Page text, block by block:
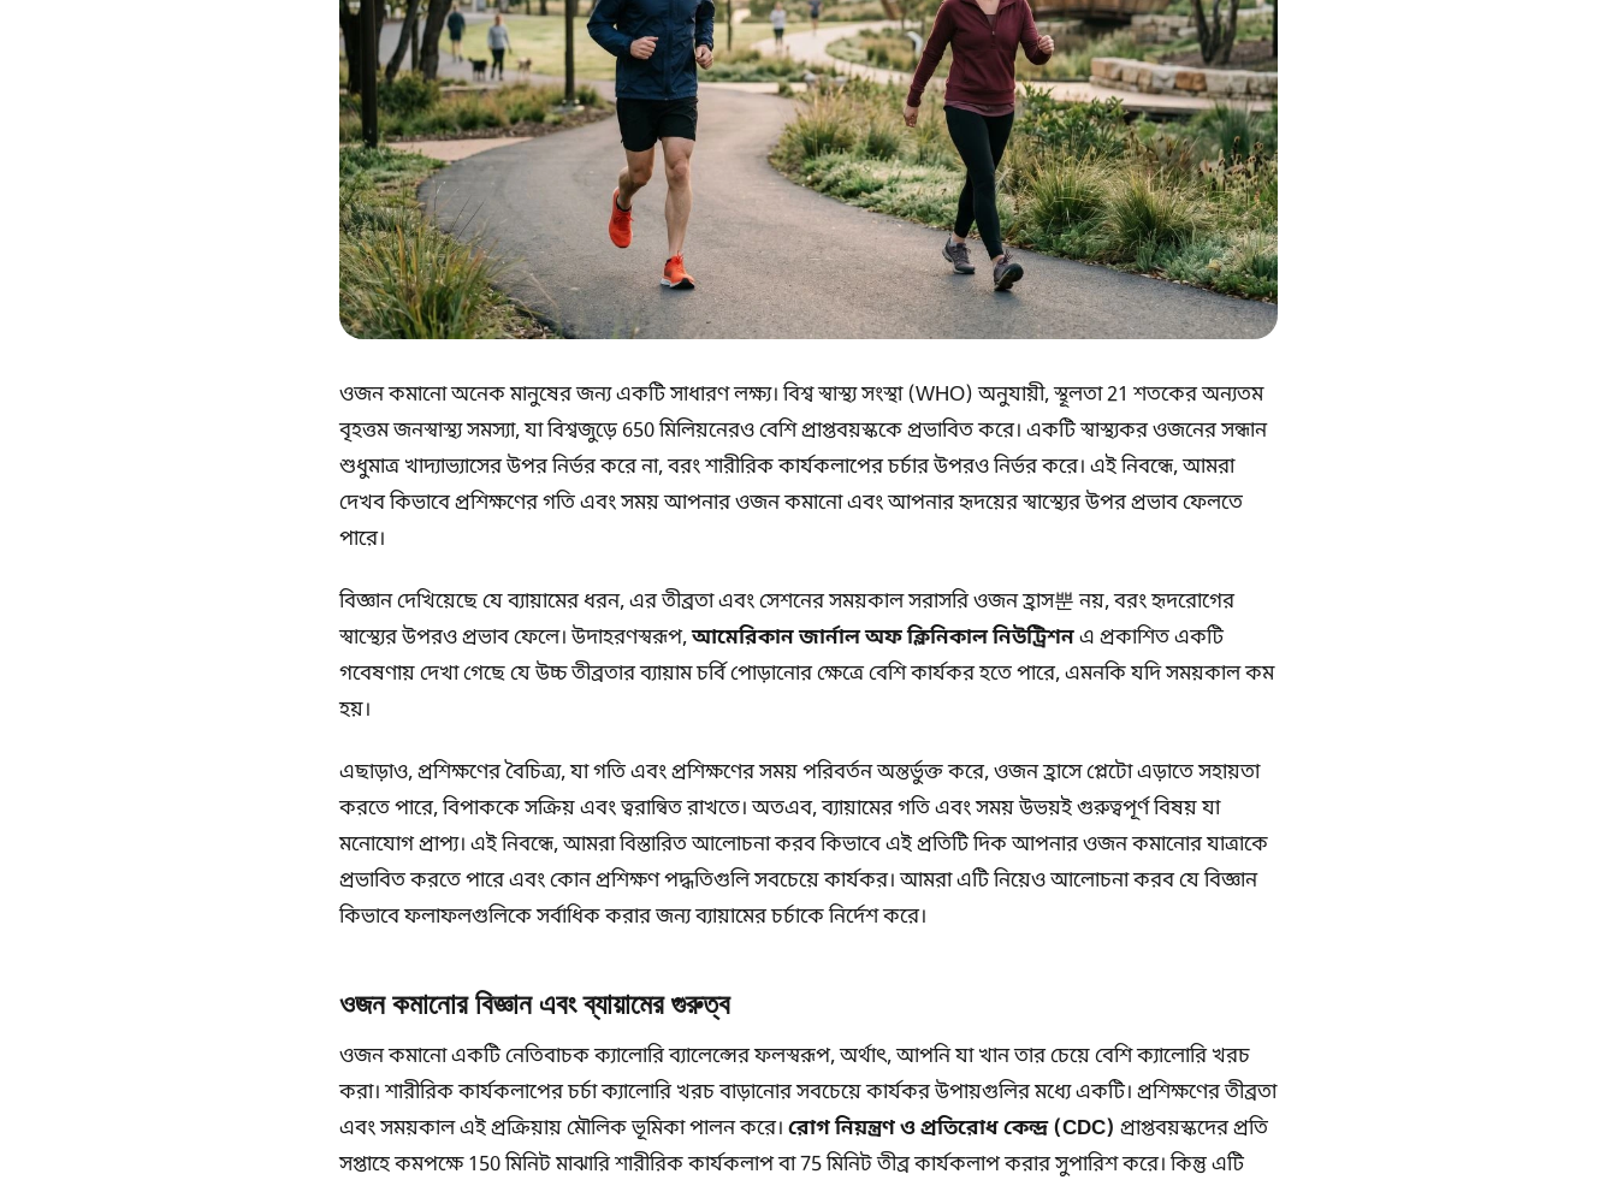
ওজন কমানো অনেক মানুষের জন্য একটি সাধারণ লক্ষ্য। বিশ্ব স্বাস্থ্য সংস্থা (WHO) অনুযায়ী, স্থূলতা 21 শতকের অন্যতম
বৃহত্তম জনস্বাস্থ্য সমস্যা, যা বিশ্বজুড়ে 650 মিলিয়নেরও বেশি প্রাপ্তবয়স্ককে প্রভাবিত করে। একটি স্বাস্থ্যকর ওজনের সন্ধান
শুধুমাত্র খাদ্যাভ্যাসের উপর নির্ভর করে না, বরং শারীরিক কার্যকলাপের চর্চার উপরও নির্ভর করে। এই নিবন্ধে, আমরা
দেখব কিভাবে প্রশিক্ষণের গতি এবং সময় আপনার ওজন কমানো এবং আপনার হৃদয়ের স্বাস্থ্যের উপর প্রভাব ফেলতে
পারে।
বিজ্ঞান দেখিয়েছে যে ব্যায়ামের ধরন, এর তীব্রতা এবং সেশনের সময়কাল সরাসরি ওজন হ্রাস뿐 নয়, বরং হৃদরোগের
স্বাস্থ্যের উপরও প্রভাব ফেলে। উদাহরণস্বরূপ,আমেরিকান জার্নাল অফ ক্লিনিকাল নিউট্রিশনএ প্রকাশিত একটি
গবেষণায় দেখা গেছে যে উচ্চ তীব্রতার ব্যায়াম চর্বি পোড়ানোর ক্ষেত্রে বেশি কার্যকর হতে পারে, এমনকি যদি সময়কাল কম
হয়।
এছাড়াও, প্রশিক্ষণের বৈচিত্র্য, যা গতি এবং প্রশিক্ষণের সময় পরিবর্তন অন্তর্ভুক্ত করে, ওজন হ্রাসে প্লেটো এড়াতে সহায়তা
করতে পারে, বিপাককে সক্রিয় এবং ত্বরান্বিত রাখতে। অতএব, ব্যায়ামের গতি এবং সময় উভয়ই গুরুত্বপূর্ণ বিষয় যা
মনোযোগ প্রাপ্য। এই নিবন্ধে, আমরা বিস্তারিত আলোচনা করব কিভাবে এই প্রতিটি দিক আপনার ওজন কমানোর যাত্রাকে
প্রভাবিত করতে পারে এবং কোন প্রশিক্ষণ পদ্ধতিগুলি সবচেয়ে কার্যকর। আমরা এটি নিয়েও আলোচনা করব যে বিজ্ঞান
কিভাবে ফলাফলগুলিকে সর্বাধিক করার জন্য ব্যায়ামের চর্চাকে নির্দেশ করে।
ওজন কমানোর বিজ্ঞান এবং ব্যায়ামের গুরুত্ব
ওজন কমানো একটি নেতিবাচক ক্যালোরি ব্যালেন্সের ফলস্বরূপ, অর্থাৎ, আপনি যা খান তার চেয়ে বেশি ক্যালোরি খরচ
করা। শারীরিক কার্যকলাপের চর্চা ক্যালোরি খরচ বাড়ানোর সবচেয়ে কার্যকর উপায়গুলির মধ্যে একটি। প্রশিক্ষণের তীব্রতা
এবং সময়কাল এই প্রক্রিয়ায় মৌলিক ভূমিকা পালন করে। রোগ নিয়ন্ত্রণ ও প্রতিরোধ কেন্দ্র (CDC) প্রাপ্তবয়স্কদের প্রতি
সপ্তাহে কমপক্ষে 150 মিনিট মাঝারি শারীরিক কার্যকলাপ বা 75 মিনিট তীব্র কার্যকলাপ করার সুপারিশ করে। কিন্তু এটি